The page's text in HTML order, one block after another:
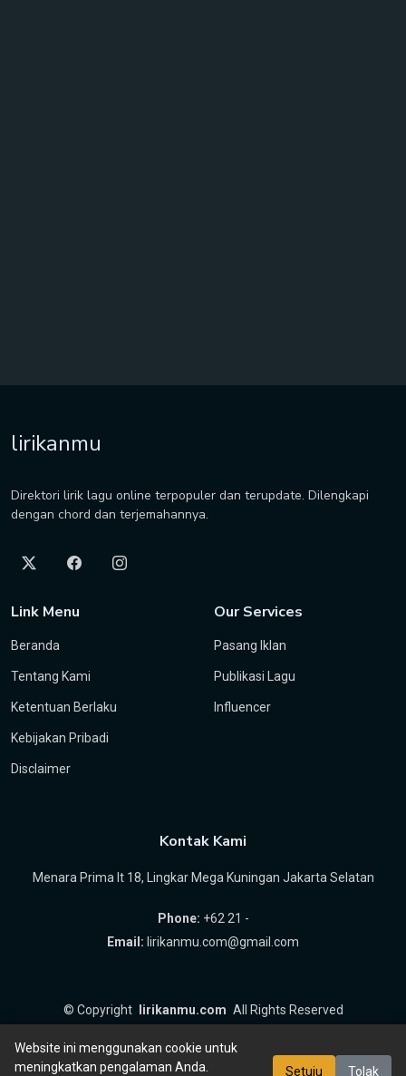
lirikanmu
Direktori lirik lagu online terpopuler dan terupdate. Dilengkapi
dengan chord dan terjemahannya.
Link Menu
Beranda
Tentang Kami
Ketentuan Berlaku
Kebijakan Pribadi
Disclaimer
Our Services
Pasang Iklan
Publikasi Lagu
Influencer
Kontak Kami
Menara Prima lt 18, Lingkar Mega Kuningan Jakarta Selatan
Phone: +62 21 -
Email: lirikanmu.com@gmail.com
© Copyright lirikanmu.com All Rights Reserved
Website ini menggunakan cookie untuk
meningkatkan pengalaman Anda.
Setuju Tolak